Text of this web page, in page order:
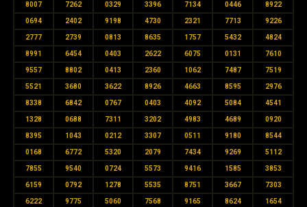
8007 7262 0329 3396 7134 0446 8922
0694 2402 9198 4730 2321 7713 9226
2777 2739 0813 8635 1757 5432 4824
8991 6454 0403 2622 6075 0131 7610
9557 8802 0413 2360 1062 7487 7519
5521 3680 3622 8926 4663 8595 2976
8338 6842 0767 0403 4092 5084 4541
1328 0688 7311 3202 4983 4689 0920
8395 1043 0212 3307 0511 9180 8544
0168 6772 5320 2079 7434 9269 5112
7855 9540 0724 5573 9416 1585 3853
6159 0792 1278 5535 8751 3667 7303
6222 9775 5060 7568 9165 8624 1654